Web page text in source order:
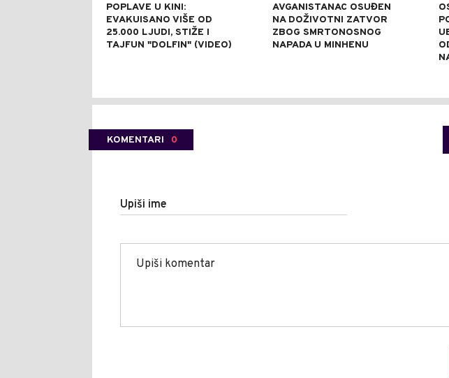
POPLAVE U KINI:
EVAKUISANO VIŠE OD
25.000 LJUDI, STIŽE I
TAJFUN "DOLFIN" (VIDEO)
AVGANISTANAC OSUĐEN
NA DOŽIVOTNI ZATVOR
ZBOG SMRTONOSNOG
NAPADA U MINHENU
KOMENTARI 0
Upiši ime